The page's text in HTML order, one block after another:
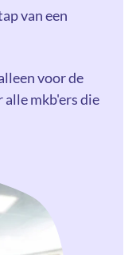
van een
voor de
mkb'ers die